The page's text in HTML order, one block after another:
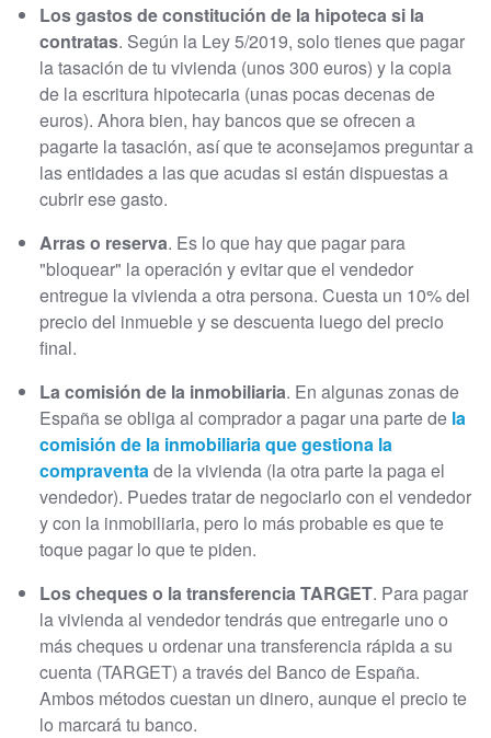
Los gastos de constitución de la hipoteca si la
contratas. Según la Ley 5/2019, solo tienes que pagar
la tasación de tu vivienda (unos 300 euros) y la copia
de la escritura hipotecaria (unas pocas decenas de
euros). Ahora bien, hay bancos que se ofrecen a
pagarte la tasación, así que te aconsejamos preguntar a
las entidades a las que acudas si están dispuestas a
cubrir ese gasto.
Arras o reserva. Es lo que hay que pagar para
"bloquear" la operación y evitar que el vendedor
entregue la vivienda a otra persona. Cuesta un 10% del
precio del inmueble y se descuenta luego del precio
final.
La comisión de la inmobiliaria. En algunas zonas de
España se obliga al comprador a pagar una parte de la
comisión de la inmobiliaria que gestiona la
compraventade la vivienda (la otra parte la paga el
vendedor). Puedes tratar de negociarlo con el vendedor
y con la inmobiliaria, pero lo más probable es que te
toque pagar lo que te piden.
Los cheques o la transferencia TARGET. Para pagar
la vivienda al vendedor tendrás que entregarle uno o
más cheques u ordenar una transferencia rápida a su
cuenta (TARGET) a través del Banco de España.
Ambos métodos cuestan un dinero, aunque el precio te
lo marcará tu banco.